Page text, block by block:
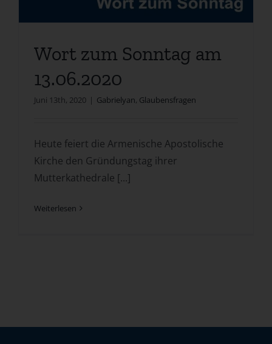
Wort zum Sonntag am
13.06.2020
Juni 13th, 2020 | Gabrielyan, Glaubensfragen
Heute feiert die Armenische Apostolische
Kirche den Gründungstag ihrer
Mutterkathedrale [...]
Weiterlesen